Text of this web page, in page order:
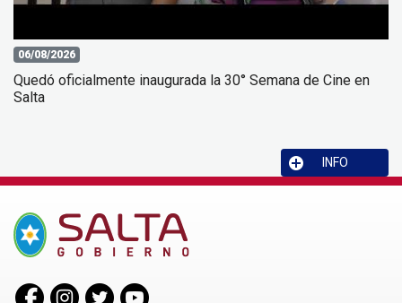
06/08/2026
Quedó oficialmente inaugurada la 30° Semana de Cine en
Salta
INFO